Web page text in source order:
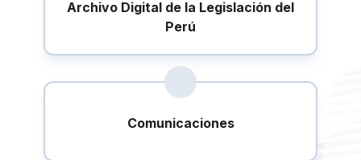
Archivo Digital de la Legislación del
Perú
Comunicaciones